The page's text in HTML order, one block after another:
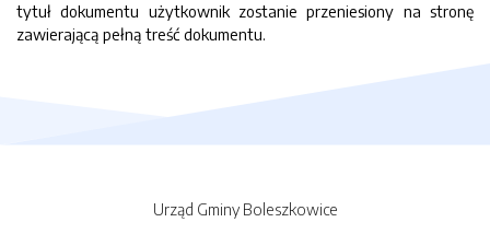
tytuł dokumentu użytkownik zostanie przeniesiony na stronę
zawierającą pełną treść dokumentu.
Urząd Gminy Boleszkowice